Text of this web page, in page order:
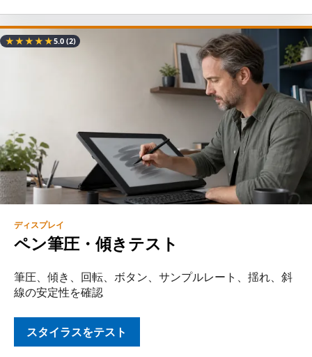
★★★★★5.0(2)
ディスプレイ
ペン筆圧・傾きテスト
筆圧、傾き、回転、ボタン、サンプルレート、揺れ、斜
線の安定性を確認
スタイラスをテスト